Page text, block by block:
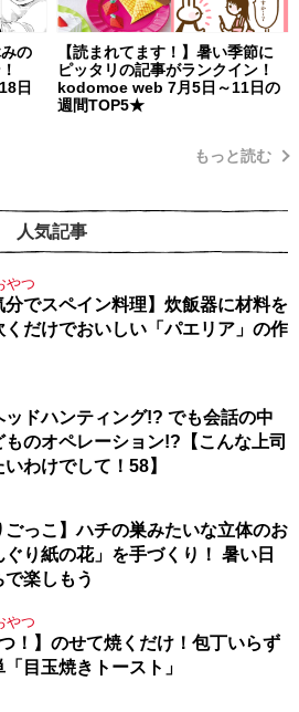
の
日
【読まれてます！】暑い季節に
ピッタリの記事がランクイン！
kodomoe web 7月5日～11日の
週間TOP5★
もっと読む
人気記事
やつ
分でスペイン料理】炊飯器に材料を
くだけでおいしい「パエリア」の作
ッドハンティング!? でも会話の中
ものオペレーション!?【こんな上司
いわけでして！58】
ごっこ】ハチの巣みたいな立体のお
ぐり紙の花」を手づくり！ 暑い日
で楽しもう
やつ
つ！】のせて焼くだけ！包丁いらず
目玉焼きトースト」